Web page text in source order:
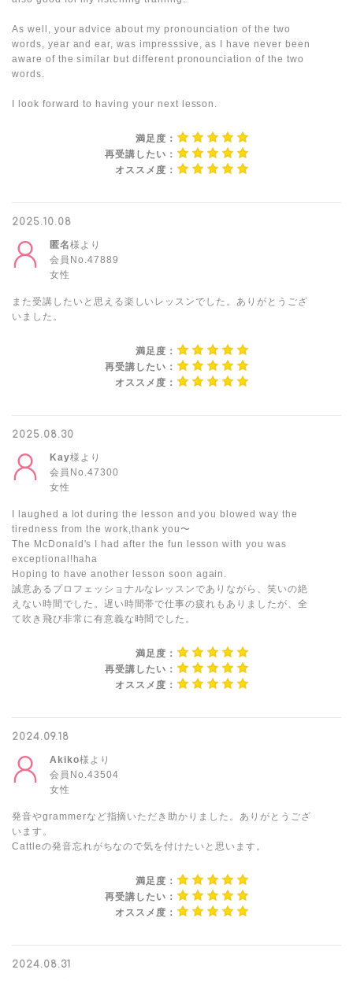
As well, your advice about my pronounciation of the two
words, year and ear, was impresssive, as I have never been
aware of the similar but different pronounciation of the two
words.
I look forward to having your next lesson.
満足度：
再受講したい：
オススメ度：
2025.10.08
匿名様より
会員No.47889
女性
また受講したいと思える楽しいレッスンでした。ありがとうござ
いました。
満足度：
再受講したい：
オススメ度：
2025.08.30
Kay様より
会員No.47300
女性
I laughed a lot during the lesson and you blowed way the
tiredness from the work,thank you〜
The McDonald's I had after the fun lesson with you was
exceptional!haha
Hoping to have another lesson soon again.
誠意あるプロフェッショナルなレッスンでありながら、笑いの絶
えない時間でした。遅い時間帯で仕事の疲れもありましたが、全
て吹き飛び非常に有意義な時間でした。
満足度：
再受講したい：
オススメ度：
2024.09.18
Akiko様より
会員No.43504
女性
発音やgrammerなど指摘いただき助かりました。ありがとうござ
います。
Cattleの発音忘れがちなので気を付けたいと思います。
満足度：
再受講したい：
オススメ度：
2024.08.31